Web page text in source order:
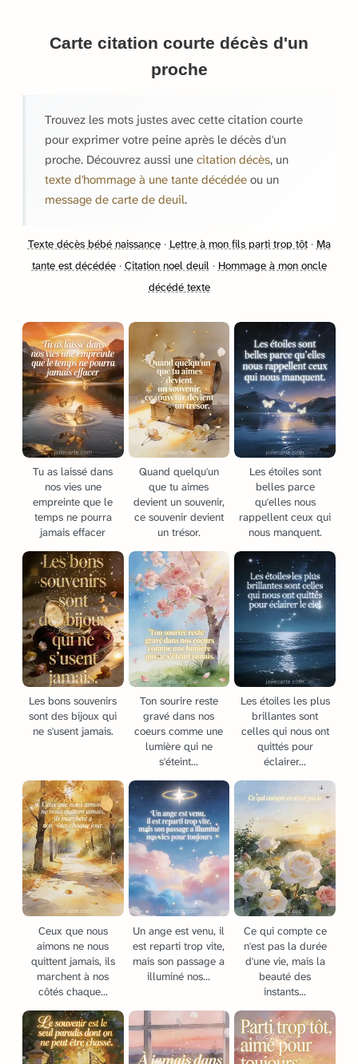
Carte citation courte décès d'un
proche
Trouvez les mots justes avec cette citation courte
pour exprimer votre peine après le décès d'un
proche. Découvrez aussi une citation décès, un
texte d'hommage à une tante décédée ou un
message de carte de deuil.
Texte décès bébé naissance· Lettre à mon fils parti trop tôt· Ma
tante est décédée· Citation noel deuil· Hommage à mon oncle
décédé texte
Tu as laissé dans
nos vies une
empreinte que le
temps ne pourra
jamais effacer
Quand quelqu'un
que tu aimes
devient un souvenir,
ce souvenir devient
un trésor.
Les étoiles sont
belles parce
qu'elles nous
rappellent ceux qui
nous manquent.
Les bons souvenirs
sont des bijoux qui
ne s'usent jamais.
Ton sourire reste
gravé dans nos
coeurs comme une
lumière qui ne
s'éteint...
Les étoiles les plus
brillantes sont
celles qui nous ont
quittés pour
éclairer...
Ceux que nous
aimons ne nous
quittent jamais, ils
marchent à nos
côtés chaque...
Un ange est venu, il
est reparti trop vite,
mais son passage a
illuminé nos...
Ce qui compte ce
n'est pas la durée
d'une vie, mais la
beauté des
instants...